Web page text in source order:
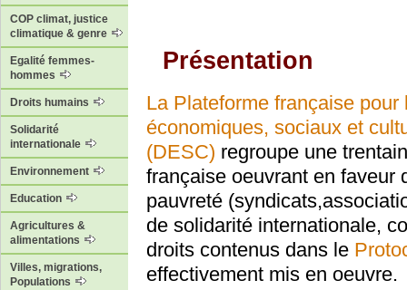
COP climat, justice
climatique & genre
Egalité femmes-
hommes
Droits humains
Solidarité
internationale
Environnement
Education
Agricultures &
alimentations
Villes, migrations,
Populations
Présentation
La Plateforme française pour
économiques, sociaux et
(DESC) regroupe une
française oeuvrant en faveur
pauvreté
de solidarité internationale,
droits contenus dans le
effectivement mis en oeuvre.